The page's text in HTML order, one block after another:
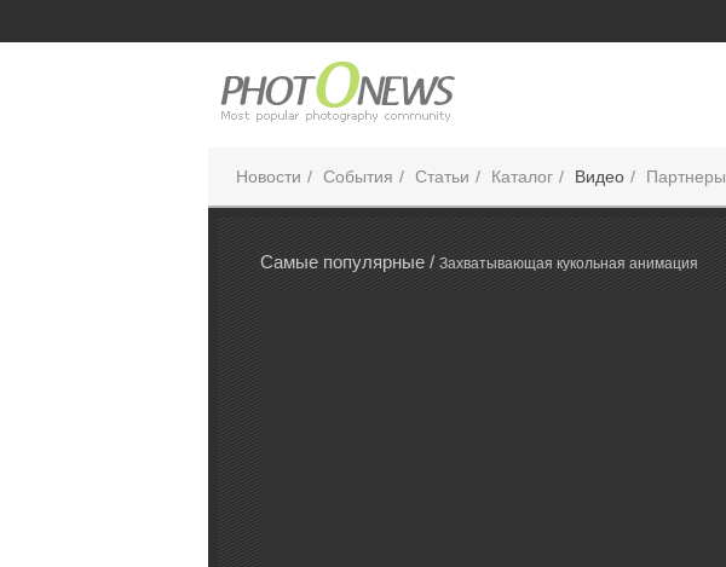
Новости События Статьи Каталог Видео Партнеры
Самые популярные / Захватывающая кукольная анимация